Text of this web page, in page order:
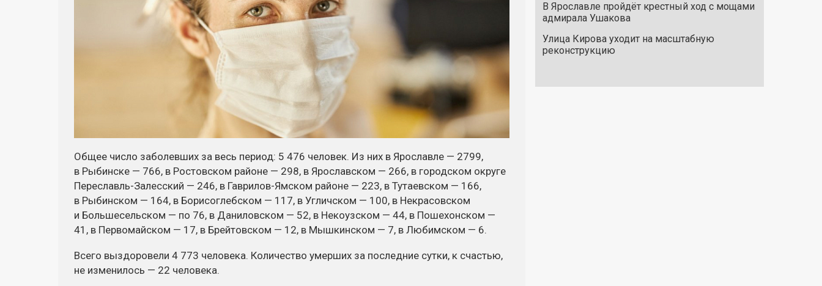
Общее число заболевших за весь период: 5 476 человек. Из них в Ярославле — 2799,
в Рыбинске — 766, в Ростовском районе — 298, в Ярославском — 266, в городском округе
Переславль-Залесский — 246, в Гаврилов-Ямском районе — 223, в Тутаевском — 166,
в Рыбинском — 164, в Борисоглебском — 117, в Угличском — 100, в Некрасовском
и Большесельском — по 76, в Даниловском — 52, в Некоузском — 44, в Пошехонском —
41, в Первомайском — 17, в Брейтовском — 12, в Мышкинском — 7, в Любимском — 6.
Всего выздоровели 4 773 человека. Количество умерших за последние сутки, к счастью,
не изменилось — 22 человека.
В Ярославле пройдёт крестный ход с мощами
адмирала Ушакова
Улица Кирова уходит на масштабную
реконструкцию